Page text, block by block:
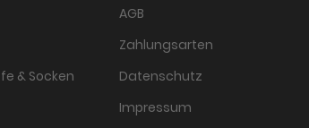
& Socken
AGB
Zahlungsarten
Datenschutz
Impressum